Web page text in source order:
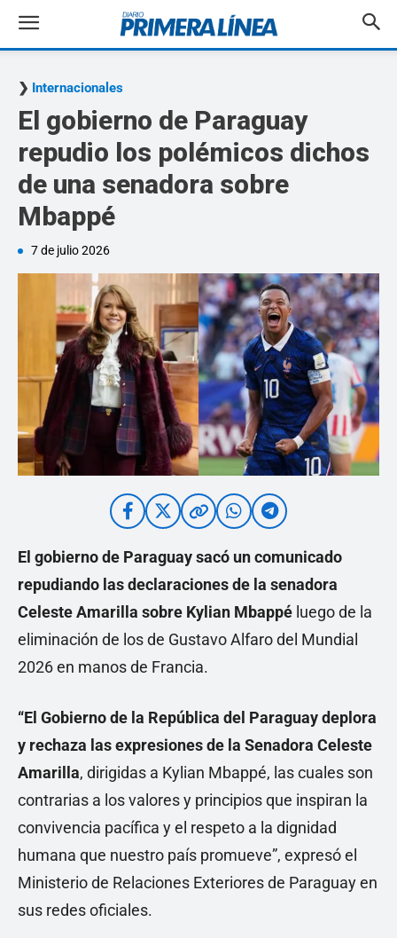
Internacionales
El gobierno de Paraguay
repudio los polémicos dichos
de una senadora sobre
Mbappé
7 de julio 2026
El gobierno de Paraguay sacó un comunicado
repudiando las declaraciones de la senadora
Celeste Amarilla sobre Kylian Mbappé luego de la
eliminación de los de Gustavo Alfaro del Mundial
2026 en manos de Francia.
“El Gobierno de la República del Paraguay deplora
y rechaza las expresiones de la Senadora Celeste
Amarilla, dirigidas a Kylian Mbappé, las cuales son
contrarias a los valores y principios que inspiran la
convivencia pacífica y el respeto a la dignidad
humana que nuestro país promueve”, expresó el
Ministerio de Relaciones Exteriores de Paraguay en
sus redes oficiales.